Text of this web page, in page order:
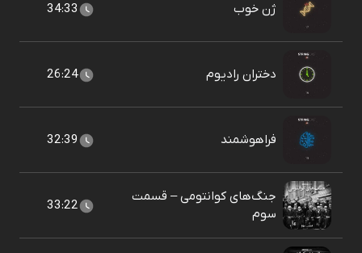
ژن خوب 34:33
دختران رادیوم 26:24
فراهوشمند 32:39
جنگ‌های کوانتومی – قسمت
سوم
33:22